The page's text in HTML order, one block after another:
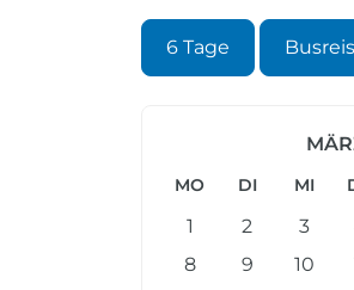
6 Tage
MO DI MI
1 2 3
8
9 10